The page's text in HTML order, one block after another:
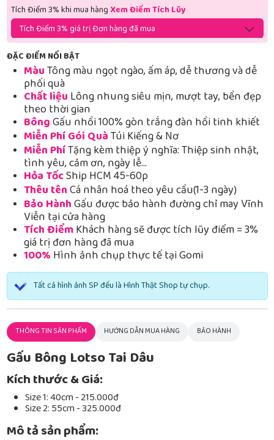
Tích Điểm 3% khi mua hàng Xem Điểm Tích Lũy
Tích Điểm 3% giá trị Đơn hàng đã mua
ĐẶC ĐIỂM NỔI BẬT
MàuTông màu ngọt ngào, ấm áp, dễ thương và dễ
phối quà
Chất liệu Lông nhung siêu mịn, mượt tay, bền đẹp
theo thời gian
BôngGấu nhồi 100% gòn trắng đàn hồi tinh khiết
Miễn Phí Gói QuàTúi Kiếng & Nơ
Miễn PhíTặng kèm thiệp ý nghĩa: Thiệp sinh nhật,
tình yêu, cảm ơn, ngày lễ…
Hỏa TốcShip HCM 45-60p
Thêu tênCá nhân hoá theo yêu cầu(1-3 ngày)
Bảo HànhGấu được bảo hành đường chỉ may Vĩnh
Viễn tại cửa hàng
Tích ĐiểmKhách hàng sẽ được tích lũy điểm = 3%
giá trị đơn hàng đã mua
100% Hình ảnh chụp thực tế tại Gomi
Tất cả hình ảnh SP đều là Hình Thật Shop tự chụp.
THÔNG TIN SẢN PHẨM HƯỚNG DẪN MUA HÀNG BẢO HÀNH
Gấu Bông Lotso Tai Dâu
Kích thước & Giá:
Size 1: 40cm - 215.000đ
Size 2: 55cm - 325.000đ
Mô tả sản phẩm: